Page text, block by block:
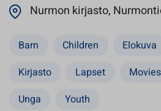
Nurmon kirjasto,
Barn Children Elokuva
Kirjasto
Lapset Movies
Unga
Youth